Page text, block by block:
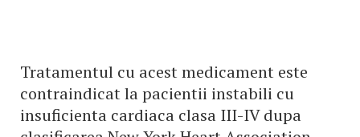
Tratamentul cu acest medicament este
contraindicat la pacientii instabili cu
insuficienta cardiaca clasa III-IV dupa